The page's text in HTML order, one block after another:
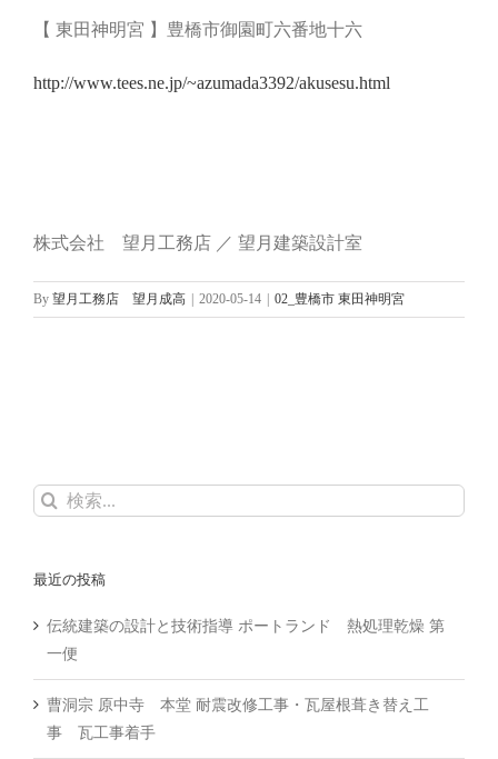
【 東田神明宮 】豊橋市御園町六番地十六
http://www.tees.ne.jp/~azumada3392/akusesu.html
株式会社 望月工務店 ／ 望月建築設計室
By 望月工務店 望月成高 2020-05-14 02_豊橋市 東田神明宮
検
最近の投稿
伝統建築の設計と技術指導 ポートランド 熱処理乾燥 第
一便
曹洞宗 原中寺 本堂 耐震改修工事・瓦屋根葺き替え工
事 瓦工事着手